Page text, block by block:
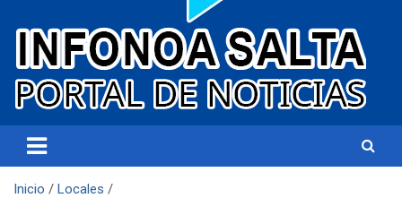
Infonoa Salta
Inicio
Locales